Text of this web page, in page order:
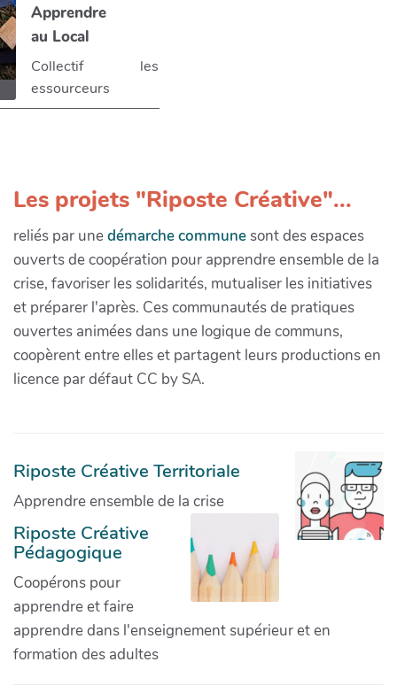
Apprendre
au Local
Collectif les
essourceurs